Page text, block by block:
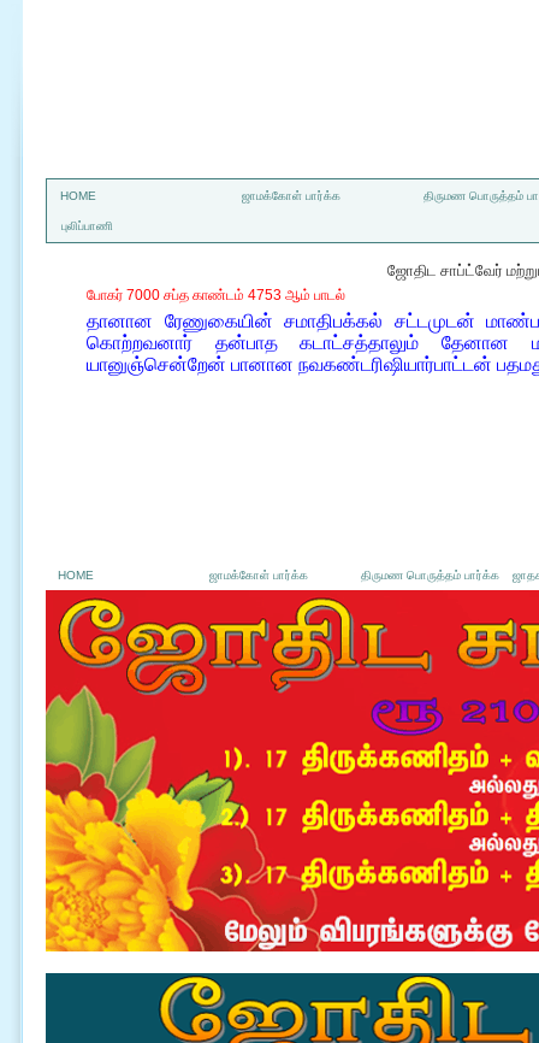
HOME ஜாமக்கோள் பார்க்க திருமண பொருத்தம்
புலிப்பாணி
ஜோதிட சாப்ட்வேர்
போகர் 7000 சப்த காண்டம் 4753 ஆம் பாடல்
தானான ரேணுகையின் சமாதிபக்கல் சட்டமுடன்
கொற்றவனார் தன்பாத கடாட்சத்தாலும் தேனான
யானுஞ்சென்றேன் பானான நவகண்டரிஷியார்பாட்டன்
HOME ஜாமக்கோள் பார்க்க திருமண பொருத்தம் பார்க்க